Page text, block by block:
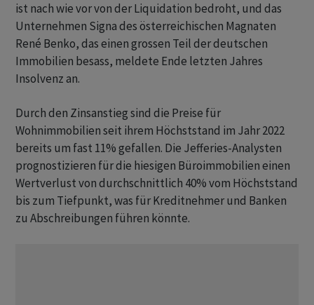
ist nach wie vor von der Liquidation bedroht, und das
Unternehmen Signa des österreichischen Magnaten
René Benko, das einen grossen Teil der deutschen
Immobilien besass, meldete Ende letzten Jahres
Insolvenz an.
Durch den Zinsanstieg sind die Preise für
Wohnimmobilien seit ihrem Höchststand im Jahr 2022
bereits um fast 11% gefallen. Die Jefferies-Analysten
prognostizieren für die hiesigen Büroimmobilien einen
Wertverlust von durchschnittlich 40% vom Höchststand
bis zum Tiefpunkt, was für Kreditnehmer und Banken
zu Abschreibungen führen könnte.